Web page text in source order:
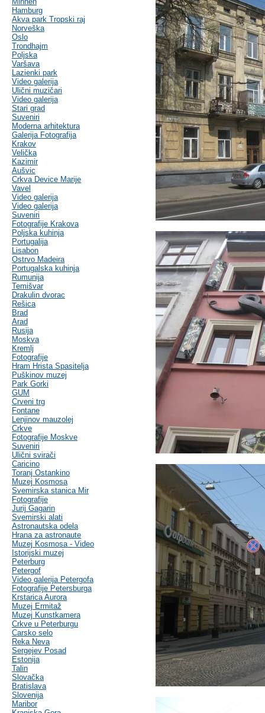
Hamburg
Akva park Tropski raj
Norveška
Oslo
Trondhajm
Poljska
Varšava
Lazienki park
Video galerija
Ulični muzičari
Video galerija
Stari grad
Suveniri
Moderna arhitektura
Galerija Fotografija
Krakov
Velička
Kazimir
Aušvic
Crkva Device Marije
Vavel
Video galerija
Video galerija
Suveniri
Fotografije Krakova
Poljska kuhinja
Portugalija
Lisabon
Ostrvo Madeira
Portugalska kuhinja
Rumunija
Temišvar
Drakulin dvorac
Rešica
Brad
Arad
Rusija
Moskva
Kremlj
Fotografije
Hram Hrista Spasitelja
Puškinov muzej
Park Gorki
GUM
Crveni trg
Fontane
Lenjinov mauzolej
Crkve
Fotografije Moskve
Suveniri
Ulični svirači
Caricino
Toranj Ostankino
Muzej Kosmosa
Svemirska stanica Mir
Fotografije
Jurij Gagarin
Svemirski alati
Astronautska odela
Hrana za astronaute
Muzej Kosmosa - Video
Istorijski muzej
Peterburg
Petergof
Video galerija Petergofa
Fotografije Petersburga
Krstarica Aurora
Muzej Ermitaž
Muzej Kunstkamera
Crkve u Peterburgu
Carsko selo
Reka Neva
Sergejev Posad
Estonija
Talin
Slovačka
Bratislava
Slovenija
Maribor